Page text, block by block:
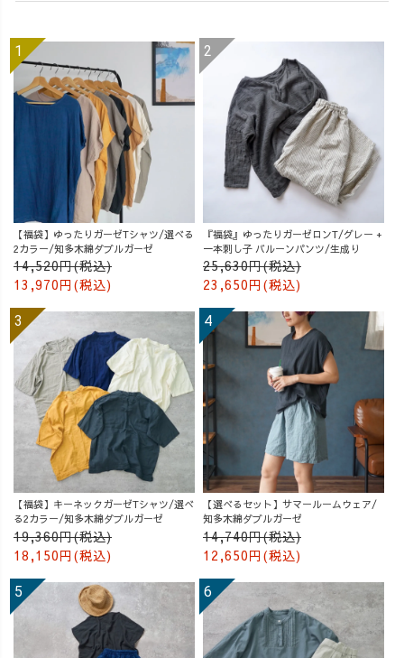
【福袋】ゆったりガーゼTシャツ/選べる
2カラー/知多木綿ダブルガーゼ
14,520円(税込)
13,970円(税込)
『福袋』ゆったりガーゼロンT/グレー +
一本刺し子 バルーンパンツ/生成り
25,630円(税込)
23,650円(税込)
【福袋】キーネックガーゼTシャツ/選べ
る2カラー/知多木綿ダブルガーゼ
19,360円(税込)
18,150円(税込)
【選べるセット】サマールームウェア/
知多木綿ダブルガーゼ
14,740円(税込)
12,650円(税込)